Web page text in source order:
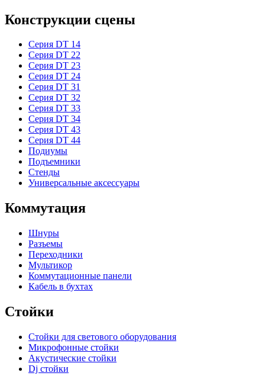
Конструкции сцены
Серия DT 14
Серия DT 22
Серия DT 23
Серия DT 24
Серия DT 31
Серия DT 32
Серия DT 33
Серия DT 34
Серия DT 43
Серия DT 44
Подиумы
Подъемники
Стенды
Универсальные аксессуары
Коммутация
Шнуры
Разъемы
Переходники
Мультикор
Коммутационные панели
Кабель в бухтах
Стойки
Стойки для светового оборудования
Микрофонные стойки
Акустические стойки
Dj стойки